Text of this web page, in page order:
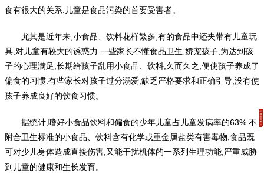
食有很大的关系.儿童是食品污染的首要受害者。
尤其是近年来,小食品、饮料花样繁多,有的食品中还夹带有儿童玩
具,对儿童有较大的诱惑力.一些家长不懂食品卫生,娇宠孩子,为达到孩
子的心理满足,长期给孩子乱用小食品、饮料,久而久之,便使孩子养成了
偏食的习惯.有些家长对孩子过分溺爱,缺乏严格要求和正确引导,没有使
孩子养成良好的饮食习惯。
据统计,嗜好小食品饮料和偏食的少年儿童占儿童发病率的63%.不
附合卫生标准的小食品、饮料含有化学或重金属盐类有害毒物,食品既
可对少儿身体造成直接伤害,又能干扰机体的一系列生理功能,严重威胁
到儿童的健康和生长发育。